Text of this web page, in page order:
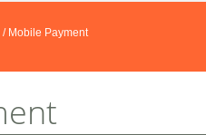
/ Mobile Payment